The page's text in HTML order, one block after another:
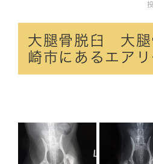
大腿骨脱臼 大
崎市にあるエア